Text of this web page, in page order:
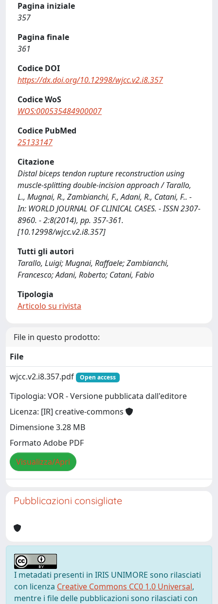
Pagina iniziale
357
Pagina finale
361
Codice DOI
https://dx.doi.org/10.12998/wjcc.v2.i8.357
Codice WoS
WOS:000535484900007
Codice PubMed
25133147
Citazione
Distal biceps tendon rupture reconstruction using
muscle-splitting double-incision approach / Tarallo,
L., Mugnai, R., Zambianchi, F., Adani, R., Catani, F.. -
In: WORLD JOURNAL OF CLINICAL CASES. - ISSN 2307-
8960. - 2:8(2014), pp. 357-361.
[10.12998/wjcc.v2.i8.357]
Tutti gli autori
Tarallo, Luigi; Mugnai, Raffaele; Zambianchi,
Francesco; Adani, Roberto; Catani, Fabio
Tipologia
Articolo su rivista
File in questo prodotto:
File
wjcc.v2.i8.357.pdf
Open access
Tipologia: VOR - Versione pubblicata dall'editore
Licenza: [IR] creative-commons
Dimensione 3.28 MB
Formato Adobe PDF
Visualizza/Apri
Pubblicazioni consigliate
I metadati presenti in IRIS UNIMORE sono rilasciati
con licenza Creative Commons CC0 1.0 Universal,
mentre i file delle pubblicazioni sono rilasciati con